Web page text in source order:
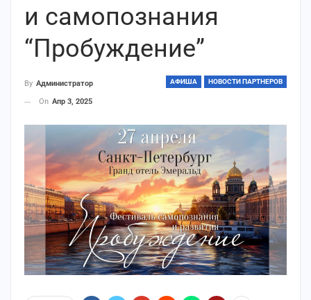
и самопознания
“Пробуждение”
АФИША НОВОСТИ ПАРТНЕРОВ
By Администратор
On Апр 3, 2025